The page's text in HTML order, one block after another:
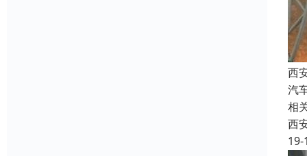
西
汽
相
西
19-